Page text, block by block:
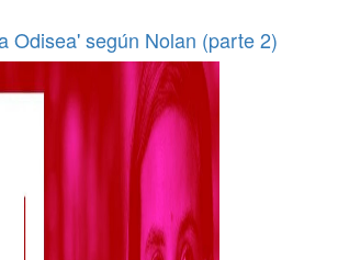
Odisea' según Nolan (parte 2)